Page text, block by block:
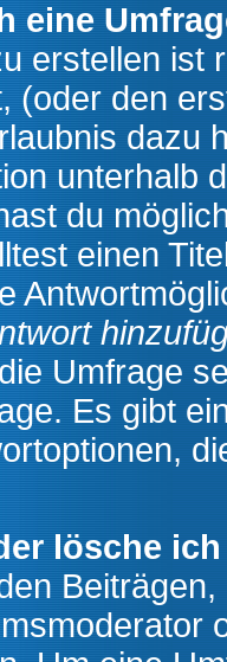
eine
erstellen ist
(oder den
dazu
unterhalb
du
einen
Umfrage
Es gibt
lösche